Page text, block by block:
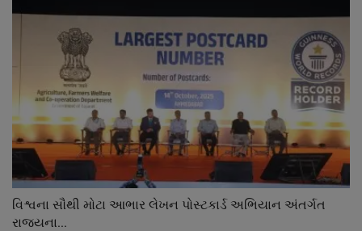
વિશ્વના સૌથી મોટા આભાર લેખન પોસ્ટકાર્ડ અભિયાન અંતર્ગત
રાજ્યના...